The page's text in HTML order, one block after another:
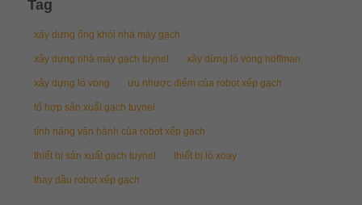
Tag
xây dựng ống khói nhà máy gạch
xây dựng nhà máy gạch tuynel xây dừng lò vòng hoffman
xây dựng lò vòng ưu nhược điểm của robot xếp gạch
tổ hợp sản xuất gạch tuynel
tính năng vận hành của robot xếp gạch
thiết bị sản xuất gạch tuynel thiết bị lò xoay
thay dầu robot xếp gạch